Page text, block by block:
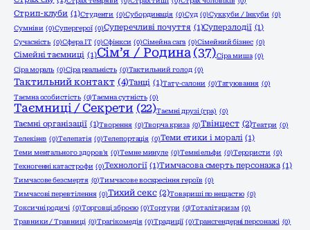
Стрип-клуби (1)Студенти (0)Субординація (0)Суд (0)Суккуби / Інкуби (0)
Сумніви (0)Супергерої (0)Суперечливі почуття (1)Суперзлодії (1)
Сучасність (0)Сфера ІТ (0)Сфінкси (0)Сімейна сага (0)Сімейний бізнес (0)
Сімейні таємниці (1)Сім’я / Родина (37)Сіра миша (0)
Сіра мораль (0)Сіра реальність (0)Тактильний голод (0)
Тактильний контакт (4)Танці (1)Тату-салони (0)Татуювання (0)
Таємна особистість (0)Таємна сутність (0)
Таємниці / Секрети (22)Таємні друзі (гра) (0)
Таємні організації (1)Творення (0)Творча криза (0)Твінцест (2)Театри (0)
Телекінез (0)Телепатія (0)Телепортація (0)Теми етики і моралі (1)
Теми ментального здоров'я (0)Темне минуле (0)Темні ельфи (0)Терористи (0)
Техногенні катастрофи (0)Технології (1)Тимчасова смерть персонажа (1)
Тимчасове безсмертя (0)Тимчасове воскресіння героїв (0)
Тимчасові перевтілення (0)Тихий секс (2)Товариші по нещастю (0)
Токсичні родичі (0)Торговці зброєю (0)Тортури (0)Тоталітаризм (0)
Травники / Травниці (0)Трагікомедія (0)Традиції (0)Трансгендерні персонажі (0)